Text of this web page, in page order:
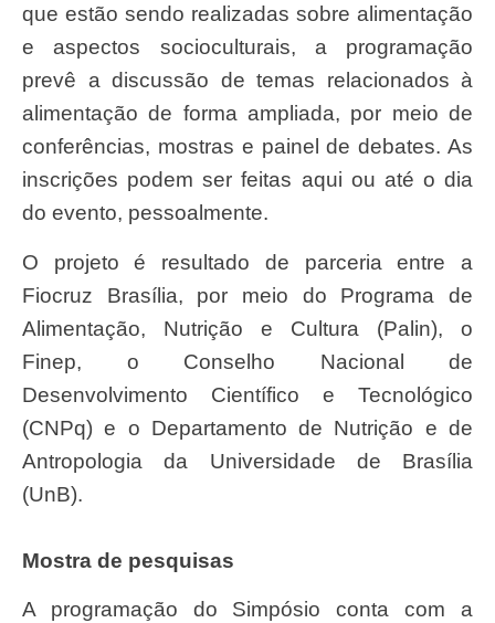
que estão sendo realizadas sobre alimentação
e aspectos socioculturais, a programação
prevê a discussão de temas relacionados à
alimentação de forma ampliada, por meio de
conferências, mostras e painel de debates. As
inscrições podem ser feitas aqui ou até o dia
do evento, pessoalmente.
O projeto é resultado de parceria entre a
Fiocruz Brasília, por meio do Programa de
Alimentação, Nutrição e Cultura (Palin), o
Finep, o Conselho Nacional de
Desenvolvimento Científico e Tecnológico
(CNPq) e o Departamento de Nutrição e de
Antropologia da Universidade de Brasília
(UnB).
Mostra de pesquisas
A programação do Simpósio conta com a